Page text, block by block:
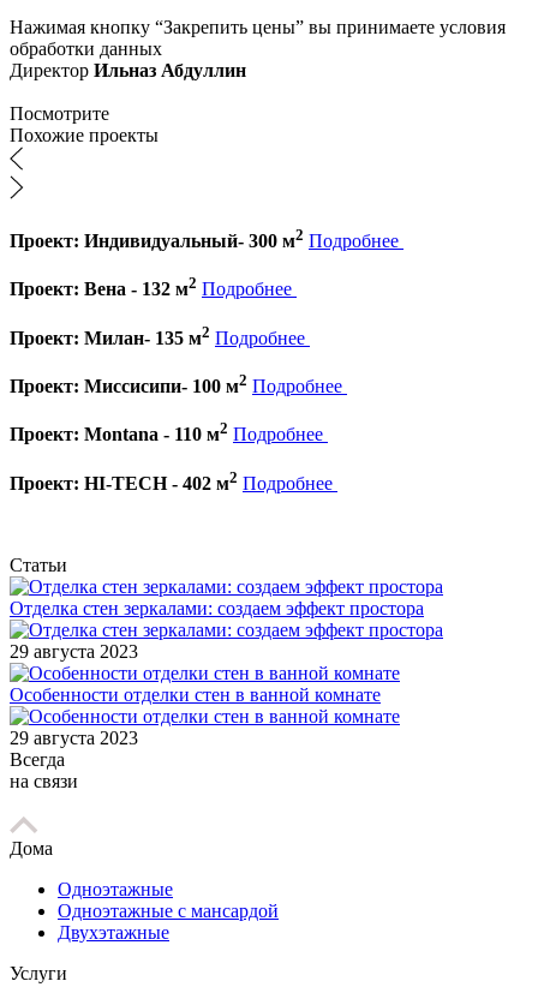
Нажимая кнопку “Закрепить цены” вы принимаете условия
обработки данных
Директор Ильназ Абдуллин
Посмотрите
Похожие проекты
Проект: Индивидуальный- 300 м2 Подробнее
Проект: Вена - 132 м2 Подробнее
Проект: Милан- 135 м2 Подробнее
Проект: Миссисипи- 100 м2 Подробнее
Проект: Montana - 110 м2 Подробнее
Проект: HI-TECH - 402 м2 Подробнее
Статьи
Отделка стен зеркалами: создаем эффект простора
29 августа 2023
Особенности отделки стен в ванной комнате
29 августа 2023
Всегда
на связи
Дома
Одноэтажные
Одноэтажные с мансардой
Двухэтажные
Услуги